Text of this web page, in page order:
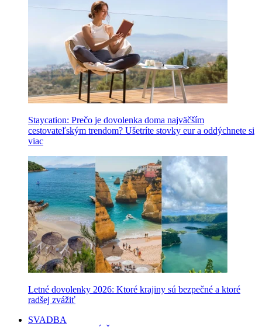
Staycation: Prečo je dovolenka doma najväčším
cestovateľským trendom? Ušetríte stovky eur a oddýchnete si
viac
Letné dovolenky 2026: Ktoré krajiny sú bezpečné a ktoré
radšej zvážiť
SVADBA